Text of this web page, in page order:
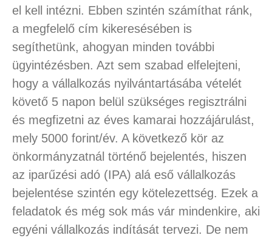
el kell intézni. Ebben szintén számíthat ránk,
a megfelelő cím kikeresésében is
segíthetünk, ahogyan minden további
ügyintézésben. Azt sem szabad elfelejteni,
hogy a vállalkozás nyilvántartásába vételét
követő 5 napon belül szükséges regisztrálni
és megfizetni az éves kamarai hozzájárulást,
mely 5000 forint/év. A következő kör az
önkormányzatnál történő bejelentés, hiszen
az iparűzési adó (IPA) alá eső vállalkozás
bejelentése szintén egy kötelezettség. Ezek a
feladatok és még sok más vár mindenkire, aki
egyéni vállalkozás indítását tervezi. De nem